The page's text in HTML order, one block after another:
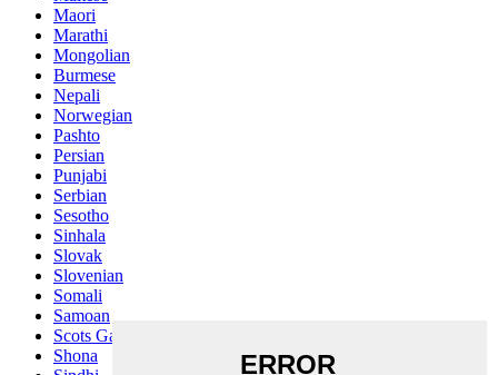
Maori
Marathi
Mongolian
Burmese
Nepali
Norwegian
Pashto
Persian
Punjabi
Serbian
Sesotho
Sinhala
Slovak
Slovenian
Somali
Samoan
Scots Gaelic
Shona